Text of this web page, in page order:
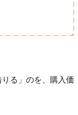
る」のを、購入価